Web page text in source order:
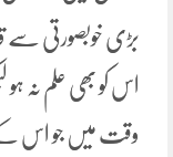
بڑی خوبصورتی سے
اس کو بھی علم نہ
وقت میں جو اس